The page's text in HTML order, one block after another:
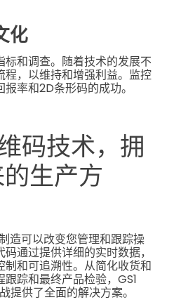
化
和调查。随着技术的发展不
程，以维持和增强利益。监控
率和2D条形码的成功。
码技术，拥
生产方
造可以改变您管理和跟踪操
通过提供详细的实时数据，
和可追溯性。从简化收货和
踪和最终产品检验，GS1
提供了全面的解决方案。